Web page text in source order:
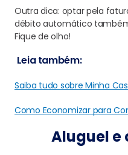
Outra dica: optarpela
débito automático
Fique de olho!
Leia também:
Saiba tudo sobre Minha
Como Economizar para
Aluguel e